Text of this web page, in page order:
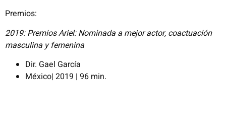
Premios:
2019: Premios Ariel: Nominada a mejor actor, coactuación
masculina y femenina
Dir. Gael García
México| 2019 | 96 min.